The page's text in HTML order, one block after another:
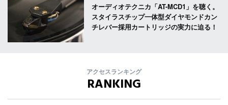
オーディオテクニカ「AT-MCD1」を聴く。
スタイラスチップ一体型ダイヤモンドカン
チレバー採用カートリッジの実力に迫る！
アクセスランキング
RANKING